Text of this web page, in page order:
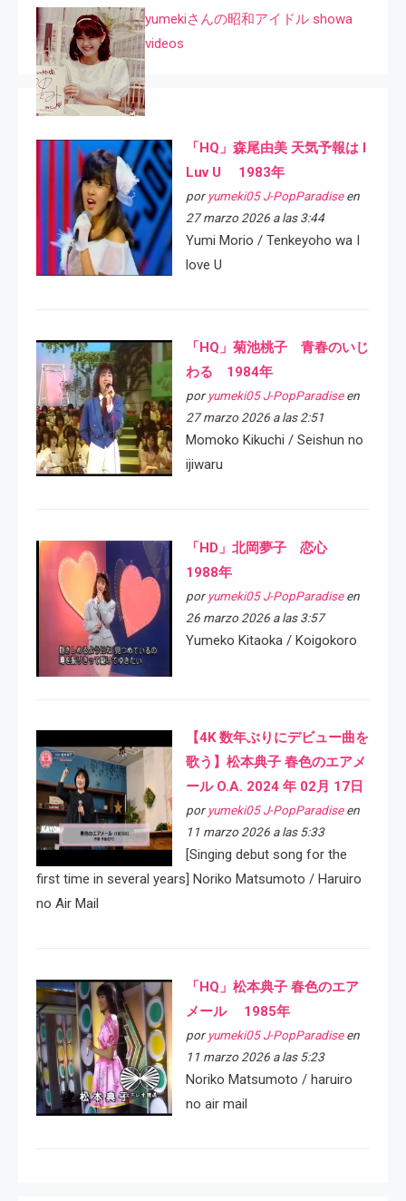
yumekiさんの昭和アイドル showa
videos
「HQ」森尾由美 天気予報は I
Luv U 1983年
por yumeki05 J-PopParadiseen
27 marzo 2026 a las 3:44
Yumi Morio / Tenkeyoho wa I
love U
「HQ」菊池桃子 青春のいじ
わる 1984年
por yumeki05 J-PopParadiseen
27 marzo 2026 a las 2:51
Momoko Kikuchi / Seishun no
ijiwaru
「HD」北岡夢子 恋心
1988年
por yumeki05 J-PopParadiseen
26 marzo 2026 a las 3:57
Yumeko Kitaoka / Koigokoro
【4K 数年ぶりにデビュー曲を
歌う】松本典子 春色のエアメ
ール O.A. 2024 年 02月 17日
por yumeki05 J-PopParadiseen
11 marzo 2026 a las 5:33
[Singing debut song for the
first time in several years] Noriko Matsumoto / Haruiro
no Air Mail
「HQ」松本典子 春色のエア
メール 1985年
por yumeki05 J-PopParadiseen
11 marzo 2026 a las 5:23
Noriko Matsumoto / haruiro
no air mail